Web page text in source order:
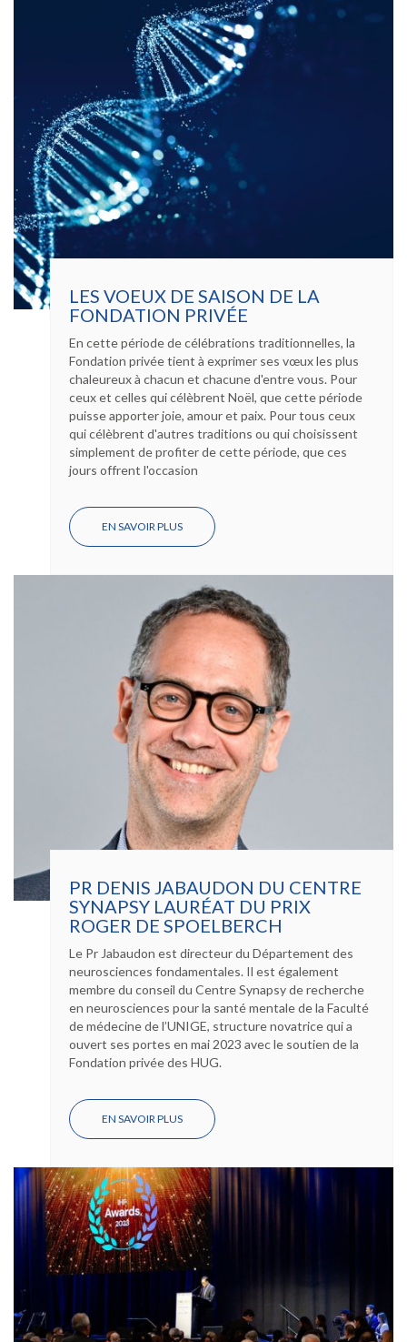
LES VOEUX DE SAISON DE LA
FONDATION PRIVÉE
En cette période de célébrations traditionnelles, la
Fondation privée tient à exprimer ses vœux les plus
chaleureux à chacun et chacune d'entre vous. Pour
ceux et celles qui célèbrent Noël, que cette période
puisse apporter joie, amour et paix. Pour tous ceux
qui célèbrent d'autres traditions ou qui choisissent
simplement de profiter de cette période, que ces
jours offrent l'occasion
EN SAVOIR PLUS
VOEUX
LA
FONDATION
PRIVÉE
PR DENIS JABAUDON DU CENTRE
SYNAPSY LAURÉAT DU PRIX
ROGER DE SPOELBERCH
Le Pr Jabaudon est directeur du Département des
neurosciences fondamentales. Il est également
membre du conseil du Centre Synapsy de recherche
en neurosciences pour la santé mentale de la Faculté
de médecine de l’UNIGE, structure novatrice qui a
ouvert ses portes en mai 2023 avec le soutien de la
Fondation privée des HUG.
EN SAVOIR PLUS
DENIS
CENTRE
SYNAPSY
LAURÉAT
DU
PRIX
ROGER
DE
SPOELBERCH